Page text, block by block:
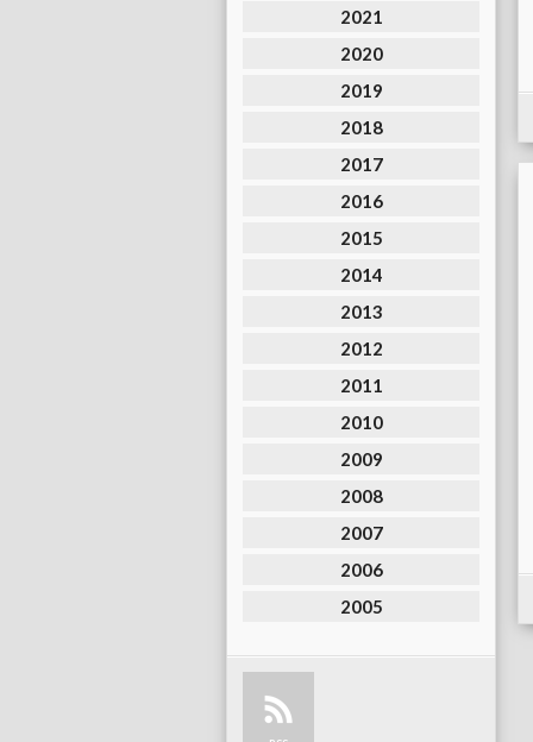
2021
2020
2019
2018
2017
2016
2015
2014
2013
2012
2011
2010
2009
2008
2007
2006
2005